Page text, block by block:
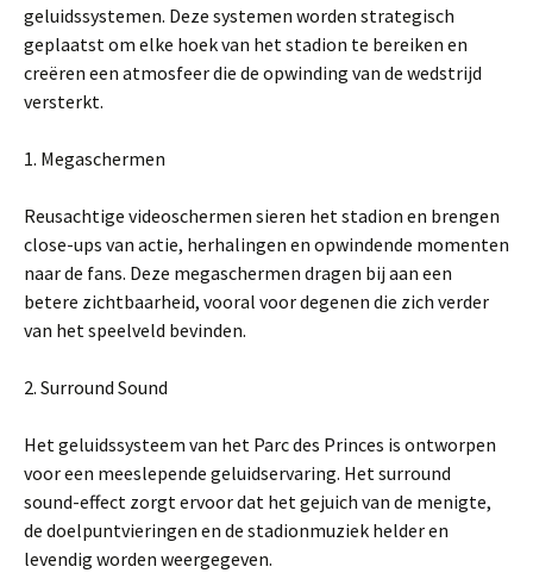
geluidssystemen. Deze systemen worden strategisch
geplaatst om elke hoek van het stadion te bereiken en
creëren een atmosfeer die de opwinding van de wedstrijd
versterkt.
1. Megaschermen
Reusachtige videoschermen sieren het stadion en brengen
close-ups van actie, herhalingen en opwindende momenten
naar de fans. Deze megaschermen dragen bij aan een
betere zichtbaarheid, vooral voor degenen die zich verder
van het speelveld bevinden.
2. Surround Sound
Het geluidssysteem van het Parc des Princes is ontworpen
voor een meeslepende geluidservaring. Het surround
sound-effect zorgt ervoor dat het gejuich van de menigte,
de doelpuntvieringen en de stadionmuziek helder en
levendig worden weergegeven.